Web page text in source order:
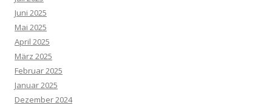
Juni 2025
Mai 2025
April 2025
März 2025
Februar 2025
Januar 2025
Dezember 2024